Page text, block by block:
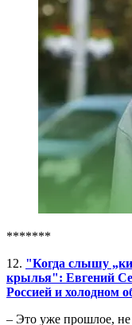
*******
12. "Когда слышу
крылья": Евгений
Россией и холодном
– Это уже прошлое, не